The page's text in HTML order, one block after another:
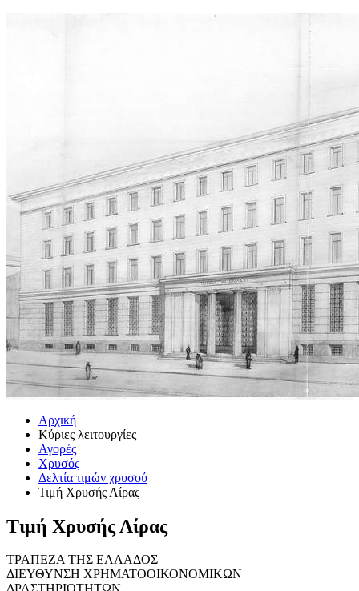
Αρχική
Κύριες λειτουργίες
Αγορές
Χρυσός
Δελτία τιμών χρυσού
Τιμή Χρυσής Λίρας
Τιμή Χρυσής Λίρας
ΤΡΑΠΕΖΑ ΤΗΣ ΕΛΛΑΔΟΣ
ΔΙΕΥΘΥΝΣΗ ΧΡΗΜΑΤΟΟΙΚΟΝΟΜΙΚΩΝ